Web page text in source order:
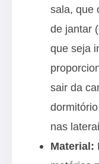
sala, que
de jantar
que seja
sair da
nas
Material: